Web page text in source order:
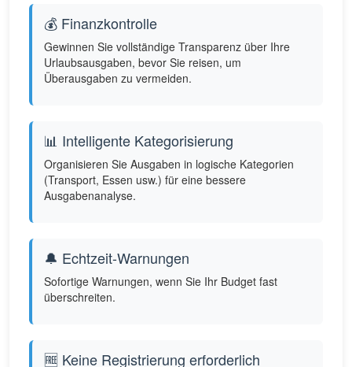
💰 Finanzkontrolle
Gewinnen Sie vollständige Transparenz über Ihre
Urlaubsausgaben, bevor Sie reisen, um
Überausgaben zu vermeiden.
📊 Intelligente Kategorisierung
Organisieren Sie Ausgaben in logische Kategorien
(Transport, Essen usw.) für eine bessere
Ausgabenanalyse.
🔔 Echtzeit-Warnungen
Sofortige Warnungen, wenn Sie Ihr Budget fast
überschreiten.
🆓 Keine Registrierung erforderlich